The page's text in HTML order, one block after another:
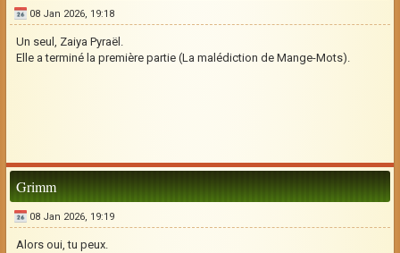
08 Jan 2026, 19:18
Un seul, Zaiya Pyraël.
Elle a terminé la première partie (La malédiction de Mange-Mots).
Grimm
08 Jan 2026, 19:19
Alors oui, tu peux.